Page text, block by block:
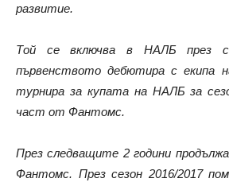
развитие.
Той се включва в НАЛБ през
първенството дебютира с екипа
турнира за купата на НАЛБ за
част от Фантомс.
През следващите 2 години
Фантомс. През сезон 2016/2017